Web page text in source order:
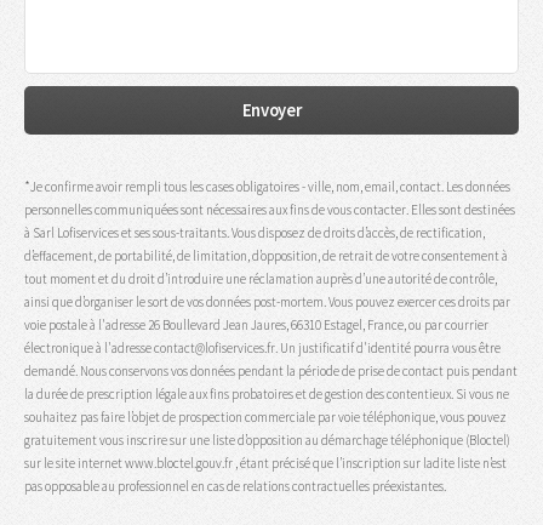
*Je confirme avoir rempli tous les cases obligatoires - ville, nom, email, contact. Les données
personnelles communiquées sont nécessaires aux fins de vous contacter. Elles sont destinées
à Sarl Lofiservices et ses sous-traitants. Vous disposez de droits d’accès, de rectification,
d’effacement, de portabilité, de limitation, d’opposition, de retrait de votre consentement à
tout moment et du droit d’introduire une réclamation auprès d’une autorité de contrôle,
ainsi que d’organiser le sort de vos données post-mortem. Vous pouvez exercer ces droits par
voie postale à l'adresse 26 Boullevard Jean Jaures, 66310 Estagel, France, ou par courrier
électronique à l'adresse contact@lofiservices.fr. Un justificatif d'identité pourra vous être
demandé. Nous conservons vos données pendant la période de prise de contact puis pendant
la durée de prescription légale aux fins probatoires et de gestion des contentieux. Si vous ne
souhaitez pas faire l’objet de prospection commerciale par voie téléphonique, vous pouvez
gratuitement vous inscrire sur une liste d’opposition au démarchage téléphonique (Bloctel)
sur le site internet www.bloctel.gouv.fr , étant précisé que l’inscription sur ladite liste n’est
pas opposable au professionnel en cas de relations contractuelles préexistantes.